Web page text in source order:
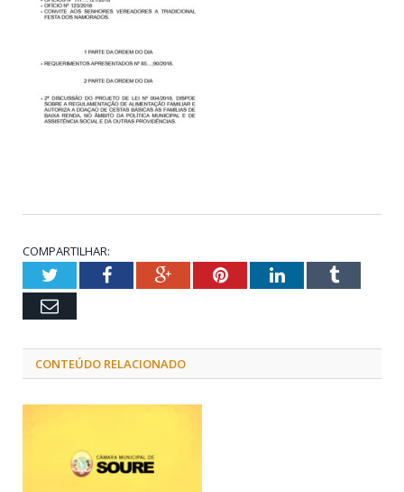
COMPARTILHAR:
TwitterFacebookGoogle+PinterestLinkedInTumblr
Email
CONTEÚDO RELACIONADO